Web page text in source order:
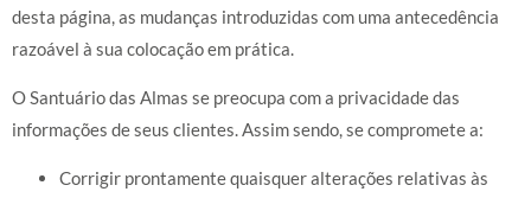
desta página, as mudanças introduzidas com uma antecedência
razoável à sua colocação em prática.
O Santuário das Almas se preocupa com a privacidade das
informações de seus clientes. Assim sendo, se compromete a:
Corrigir prontamente quaisquer alterações relativas às